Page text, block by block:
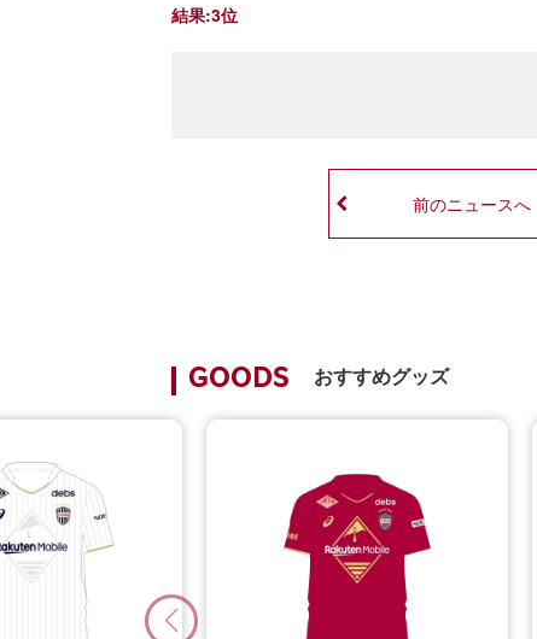
結果:3位
前のニュースへ
GOODS おすすめグッズ